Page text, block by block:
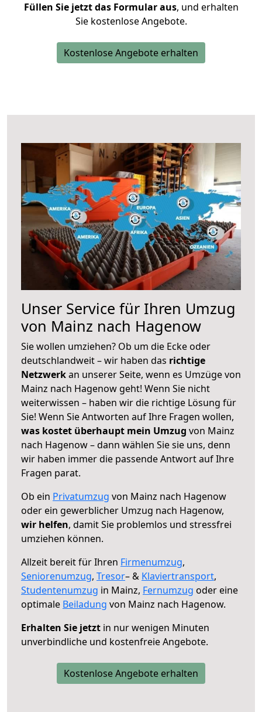
Füllen Sie jetzt das Formular aus, und erhalten
Sie kostenlose Angebote.
Kostenlose Angebote erhalten
Unser Service für Ihren Umzug
von Mainz nach Hagenow
Sie wollen umziehen? Ob um die Ecke oder
deutschlandweit – wir haben das richtige
Netzwerkan unserer Seite, wenn es Umzüge von
Mainz nach Hagenow geht! Wenn Sie nicht
weiterwissen – haben wir die richtige Lösung für
Sie! Wenn Sie Antworten auf Ihre Fragen wollen,
was kostet überhaupt mein Umzug von Mainz
nach Hagenow – dann wählen Sie sie uns, denn
wir haben immer die passende Antwort auf Ihre
Fragen parat.
Ob ein Privatumzug von Mainz nach Hagenow
oder ein gewerblicher Umzug nach Hagenow,
wir helfen, damit Sie problemlos und stressfrei
umziehen können.
Allzeit bereit für Ihren Firmenumzug,
Seniorenumzug, Tresor– & Klaviertransport,
Studentenumzug in Mainz, Fernumzug oder eine
optimale Beiladung von Mainz nach Hagenow.
Erhalten Sie jetzt in nur wenigen Minuten
unverbindliche und kostenfreie Angebote.
Kostenlose Angebote erhalten